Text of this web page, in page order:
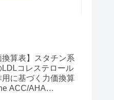
換算表】スタチン系
LDLコレステロール
用に基づく力価換算
ACC/AHA